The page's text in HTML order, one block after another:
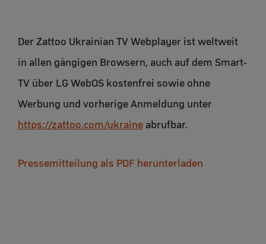
Der Zattoo Ukrainian TV Webplayer ist weltweit
in allen gängigen Browsern, auch auf dem Smart-
TV über LG WebOS kostenfrei sowie ohne
Werbung und vorherige Anmeldung unter
https://zattoo.com/ukraine abrufbar.
Pressemitteilung als PDF herunterladen